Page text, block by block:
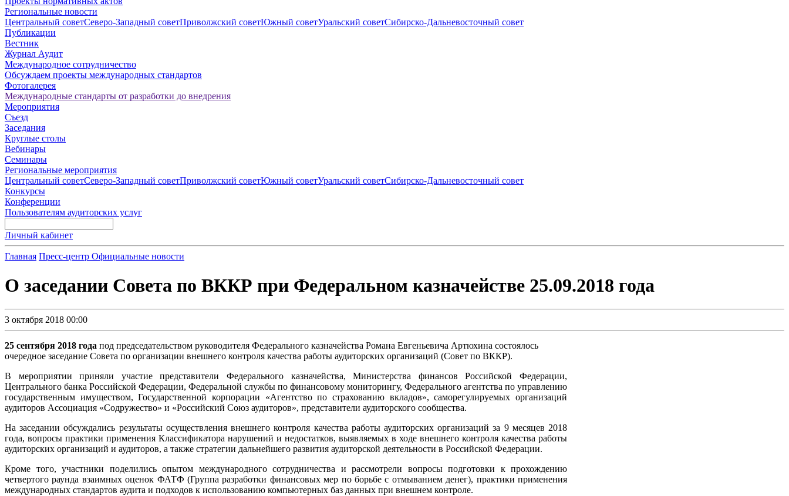
Региональные новости
Центральный советСеверо-Западный советПриволжский советЮжный советУральский советСибирско-Дальневосточный совет
Публикации
Вестник
Журнал Аудит
Международное сотрудничество
Обсуждаем проекты международных стандартов
Фотогалерея
Международные стандарты от разработки до внедрения
Мероприятия
Съезд
Заседания
Круглые столы
Вебинары
Семинары
Региональные мероприятия
Центральный советСеверо-Западный советПриволжский советЮжный советУральский советСибирско-Дальневосточный совет
Конкурсы
Конференции
Пользователям аудиторских услуг
Личный кабинет
Главная Пресс-центр Официальные новости
О заседании Совета по ВККР при Федеральном казначействе 25.09.2018 года
3 октября 2018 00:00
25 сентября 2018 года под председательством руководителя Федерального казначейства Романа Евгеньевича Артюхина состоялось
очередное заседание Совета по организации внешнего контроля качества работы аудиторских организаций (Совет по ВККР).
В мероприятии приняли участие представители Федерального казначейства, Министерства финансов Российской Федерации,
Центрального банка Российской Федерации, Федеральной службы по финансовому мониторингу, Федерального агентства по управлению
государственным имуществом, Государственной корпорации «Агентство по страхованию вкладов», саморегулируемых организаций
аудиторов Ассоциация «Содружество» и «Российский Союз аудиторов», представители аудиторского сообщества.
На заседании обсуждались результаты осуществления внешнего контроля качества работы аудиторских организаций за 9 месяцев 2018
года, вопросы практики применения Классификатора нарушений и недостатков, выявляемых в ходе внешнего контроля качества работы
аудиторских организаций и аудиторов, а также стратегии дальнейшего развития аудиторской деятельности в Российской Федерации.
Кроме того, участники поделились опытом международного сотрудничества и рассмотрели вопросы подготовки к прохождению
четвертого раунда взаимных оценок ФАТФ (Группа разработки финансовых мер по борьбе с отмыванием денег), практики применения
международных стандартов аудита и подходов к использованию компьютерных баз данных при внешнем контроле.